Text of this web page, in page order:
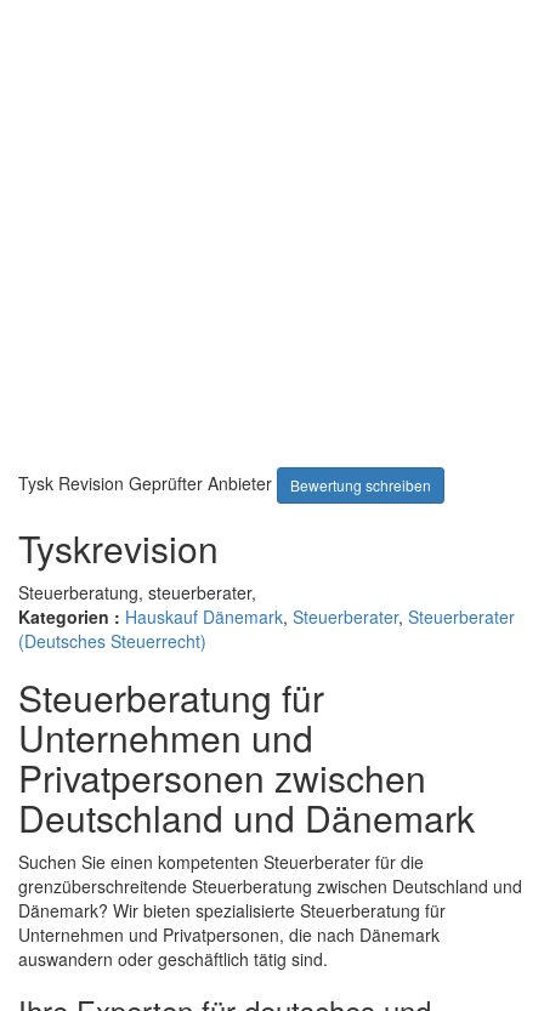
Tysk Revision Geprüfter Anbieter Bewertung schreiben
Tyskrevision
Steuerberatung, steuerberater,
Kategorien : Hauskauf Dänemark, Steuerberater, Steuerberater
(Deutsches Steuerrecht)
Steuerberatung für
Unternehmen und
Privatpersonen zwischen
Deutschland und Dänemark
Suchen Sie einen kompetenten Steuerberater für die
grenzüberschreitende Steuerberatung zwischen Deutschland und
Dänemark? Wir bieten spezialisierte Steuerberatung für
Unternehmen und Privatpersonen, die nach Dänemark
auswandern oder geschäftlich tätig sind.